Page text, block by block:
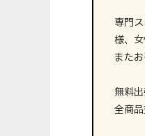
専門
様、
また
無料
全商